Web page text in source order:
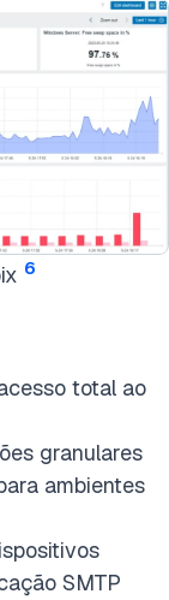
6
total ao
granulares
ambientes
SMTP